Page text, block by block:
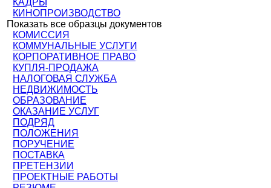
КАДРЫ
КИНОПРОИЗВОДСТВО
Показать все образцы документов
КОМИССИЯ
КОММУНАЛЬНЫЕ УСЛУГИ
КОРПОРАТИВНОЕ ПРАВО
КУПЛЯ-ПРОДАЖА
НАЛОГОВАЯ СЛУЖБА
НЕДВИЖИМОСТЬ
ОБРАЗОВАНИЕ
ОКАЗАНИЕ УСЛУГ
ПОДРЯД
ПОЛОЖЕНИЯ
ПОРУЧЕНИЕ
ПОСТАВКА
ПРЕТЕНЗИИ
ПРОЕКТНЫЕ РАБОТЫ